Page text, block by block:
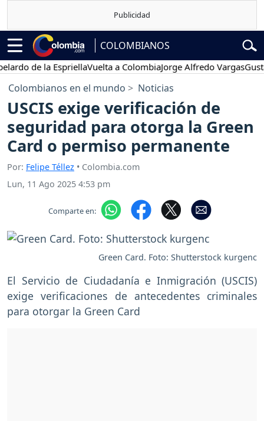
COLOMBIANOS
de la EspriellaVuelta a ColombiaJorge Alfredo VargasGustavo
Colombianos en el mundo Noticias
USCIS exige verificación de
seguridad para otorga la Green
Card o permiso permanente
Por: Felipe Téllez • Colombia.com
Lun, 11 Ago 2025 4:53 pm
Comparte en:
Green Card. Foto: Shutterstock kurgenc
El Servicio de Ciudadanía e Inmigración (USCIS)
exige verificaciones de antecedentes criminales
para otorgar la Green Card